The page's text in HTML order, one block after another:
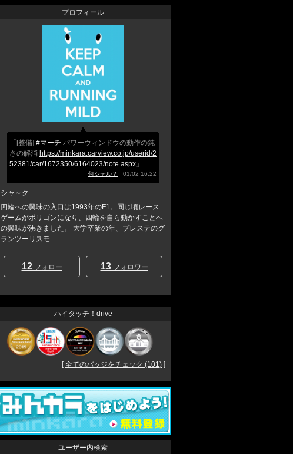
プロフィール
「[整備] #マーチ パワーウィンドウの動作の鈍
さの解消 https://minkara.carview.co.jp/userid/2
52381/car/1672350/6164023/note.aspx 」
何シテル？ 01/02 16:22
シャ～ク
四輪への興味の入口は1993年のF1。同じ頃レース
ゲームがポリゴンになり、四輪を自ら動かすことへ
の興味が沸きました。 大学卒業の年、プレステのグ
ランツーリスモ...
12フォロー 13フォロワー
ハイタッチ！drive
[全てのバッジをチェック (101) ]
ユーザー内検索